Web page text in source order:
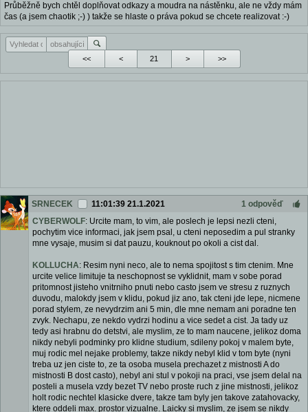
Průběžně bych chtěl doplňovat odkazy a moudra na nástěnku, ale ne vždy mám
čas (a jsem chaotik ;-) ) takže se hlaste o práva pokud se chcete realizovat :-)
<< < > >>
SRNECEK 11:01:39 21.1.2021
1 odpověď
CYBERWOLF: Urcite mam, to vim, ale poslech je lepsi nezli cteni,
pochytim vice informaci, jak jsem psal, u cteni neposedim a pul stranky
mne vysaje, musim si dat pauzu, kouknout po okoli a cist dal.
KOLLUCHA: Resim nyni neco, ale to nema spojitost s tim ctenim. Mne
urcite velice limituje ta neschopnost se vyklidnit, mam v sobe porad
pritomnost jisteho vnitrniho pnuti nebo casto jsem ve stresu z ruznych
duvodu, malokdy jsem v klidu, pokud jiz ano, tak cteni jde lepe, nicmene
porad stylem, ze nevydrzim ani 5 min, dle mne nemam ani poradne ten
zvyk. Nechapu, ze nekdo vydrzi hodinu a vice sedet a cist. Ja tady uz
tedy asi hrabnu do detstvi, ale myslim, ze to mam naucene, jelikoz doma
nikdy nebyli podminky pro klidne studium, sdileny pokoj v malem byte,
muj rodic mel nejake problemy, takze nikdy nebyl klid v tom byte (nyni
treba uz jen ciste to, ze ta osoba musela prechazet z mistnosti A do
mistnosti B dost casto), nebyl ani stul v pokoji na praci, vse jsem delal na
posteli a musela vzdy bezet TV nebo proste ruch z jine mistnosti, jelikoz
holt rodic nechtel klasicke dvere, takze tam byly jen takove zatahovacky,
ktere oddeli max. prostor vizualne. Laicky si myslim, ze jsem se nikdy